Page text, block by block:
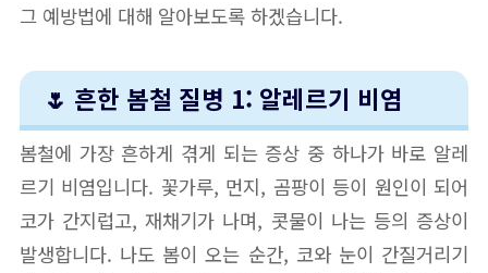
그 예방법에 대해 알아보도록 하겠습니다.
🌷 흔한 봄철 질병 1: 알레르기 비염
봄철에 가장 흔하게 겪게 되는 증상 중 하나가 바로 알레
르기 비염입니다. 꽃가루, 먼지, 곰팡이 등이 원인이 되어
코가 간지럽고, 재채기가 나며, 콧물이 나는 등의 증상이
발생합니다. 나도 봄이 오는 순간, 코와 눈이 간질거리기